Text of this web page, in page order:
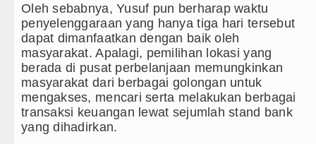
Oleh sebabnya, Yusuf pun berharap waktu
penyelenggaraan yang hanya tiga hari tersebut
dapat dimanfaatkan dengan baik oleh
masyarakat. Apalagi, pemilihan lokasi yang
berada di pusat perbelanjaan memungkinkan
masyarakat dari berbagai golongan untuk
mengakses, mencari serta melakukan berbagai
transaksi keuangan lewat sejumlah stand bank
yang dihadirkan.